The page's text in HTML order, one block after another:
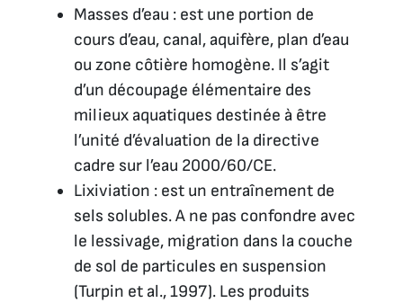
Masses d’eau : est une portion de
cours d’eau, canal, aquifère, plan d’eau
ou zone côtière homogène. Il s’agit
d’un découpage élémentaire des
milieux aquatiques destinée à être
l’unité d’évaluation de la directive
cadre sur l’eau 2000/60/CE.
Lixiviation : est un entraînement de
sels solubles. A ne pas confondre avec
le lessivage, migration dans la couche
de sol de particules en suspension
(Turpin et al., 1997). Les produits